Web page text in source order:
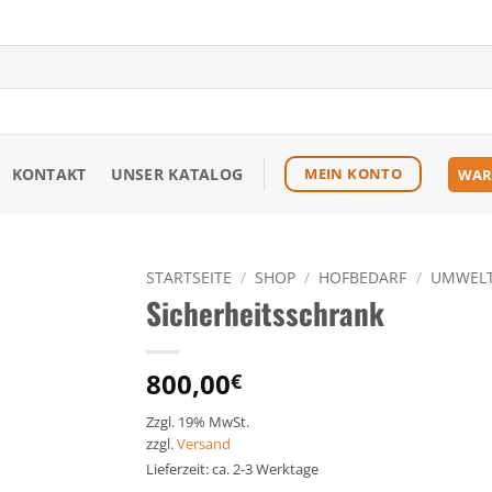
KONTAKT UNSER KATALOG MEIN KONTO
STARTSEITE / SHOP / HOFBEDARF /
Sicherheitsschrank
800,00€
Zzgl. 19% MwSt.
zzgl.Versand
Lieferzeit: ca. 2-3 Werktage